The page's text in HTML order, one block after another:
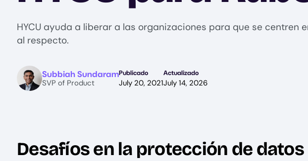
HYCU ayuda a liberar a las organizaciones para que se
al respecto.
ImageSubbiah Sundaram
SVP of Product
Publicado
July 20, 2021
Actualizado
July 14, 2026
Desafíos en la protección de datos